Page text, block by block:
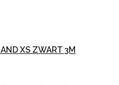
XS ZWART 3M